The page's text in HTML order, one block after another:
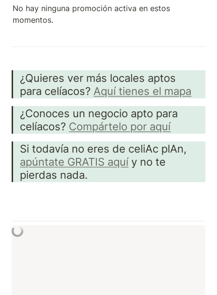
No hay ninguna promoción activa en estos
momentos.
¿Quieres ver más locales aptos
para celíacos? Aquí tienes el mapa
¿Conoces un negocio apto para
celíacos? Compártelo por aquí
apúntate GRATIS aquí y no te
pierdas nada.